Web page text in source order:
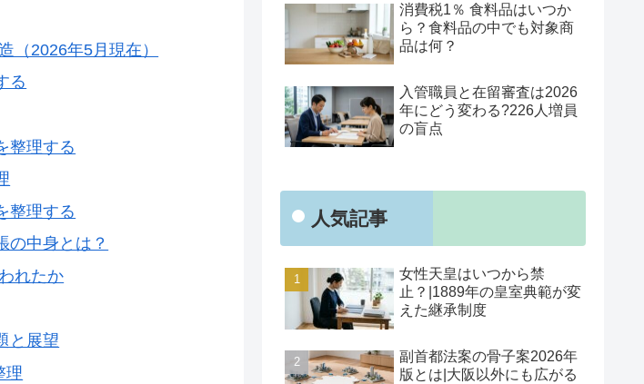
（2026年5月現在）
る
整理する
整理する
の中身とは？
れたか
と展望
理
消費税1％ 食料品はいつか
ら？食料品の中でも対象商
品は何？
入管職員と在留審査は2026
年にどう変わる?226人増員
の盲点
人気記事
女性天皇はいつから禁
止？|1889年の皇室典範が変
えた継承制度
副首都法案の骨子案2026年
版とは|大阪以外にも広がる